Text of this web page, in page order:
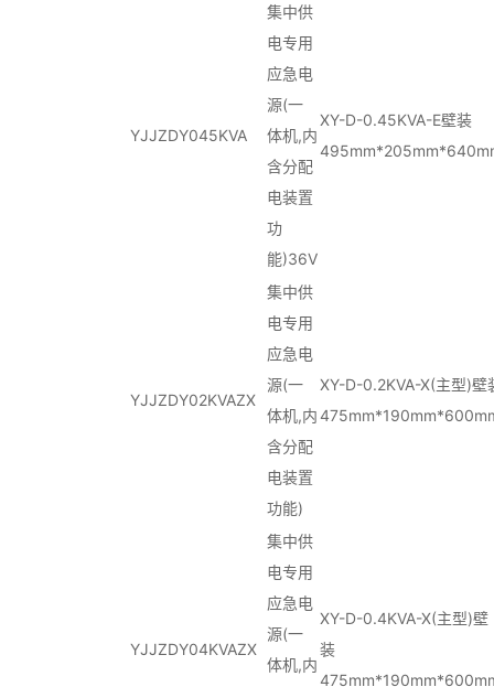
YJJZDY045KVA
集中供
电专用
应急电
源(一
体机,内
含分配
电装置
功
能)36V
XY-D-0.45KVA-E壁装
YJJZDY02KVAZX
集中供
电专用
应急电
源(一
体机,内
含分配
电装置
功能)
XY-D-0.2KVA-X(主型)壁
YJJZDY04KVAZX
集中供
电专用
应急电
源(一
体机,内
XY-D-0.4KVA-X(主型)壁
装